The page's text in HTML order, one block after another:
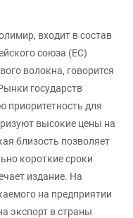
входит в состав
союза (ЕС)
волокна, говорится
государств
приоритетность для
высокие цены на
близость позволяет
короткие сроки
издание. На
на предприятии
экспорт в страны